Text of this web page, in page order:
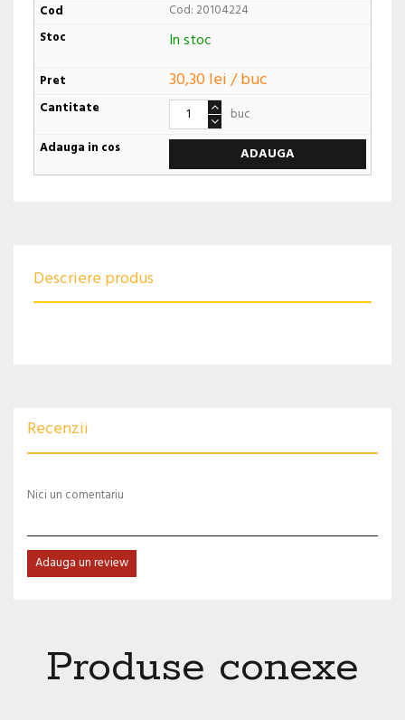
Cod: 20104224
In stoc
30,30 lei / buc
buc
ADAUGA
Descriere produs
Recenzii
Nici un comentariu
Adauga un review
Produse conexe